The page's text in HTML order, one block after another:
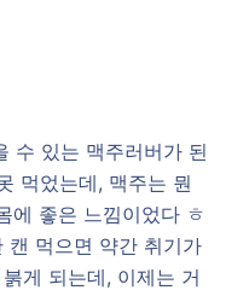
수 있는 맥주러버가 된
먹었는데, 맥주는 뭔
에 좋은 느낌이었다 ㅎ
캔 먹으면 약간 취기가
게 되는데, 이제는 거